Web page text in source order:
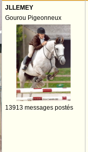
JLLEMEY
Gourou Pigeonneux
13913 messages postés